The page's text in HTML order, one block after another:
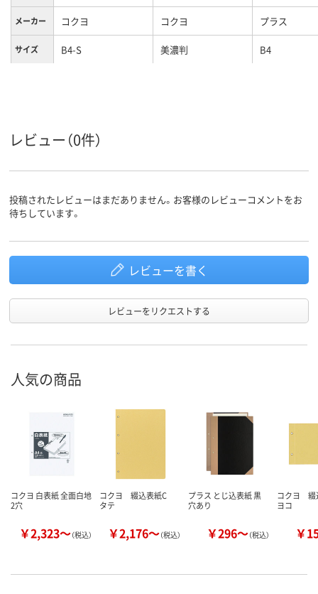
メーカー コクヨ コクヨ プラス
サイズ B4-S 美濃判 B4
レビュー（0件）
投稿されたレビューはまだありません。お客様のレビューコメントをお
待ちしています。
レビューを書く
レビューをリクエストする
人気の商品
コクヨ 白表紙 全面白地
2穴
￥2,323～（税込）
コクヨ 綴込表紙C
タテ
￥2,176～（税込）
プラス とじ込表紙 黒
穴あり
￥296～（税込）
コクヨ
ヨコ
￥